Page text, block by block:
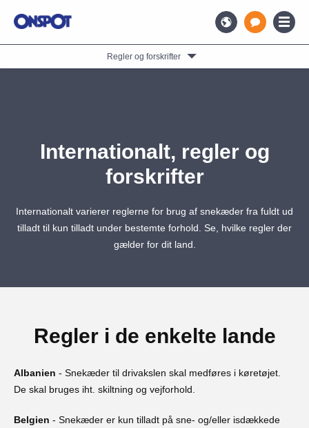
Regler og forskrifter
Internationalt, regler og
forskrifter
Internationalt varierer reglerne for brug af snekæder fra fuldt ud
tilladt til kun tilladt under bestemte forhold. Se, hvilke regler der
gælder for dit land.
Regler i de enkelte lande
Albanien - Snekæder til drivakslen skal medføres i køretøjet.
De skal bruges iht. skiltning og vejforhold.
Belgien - Snekæder er kun tilladt på sne- og/eller isdækkede